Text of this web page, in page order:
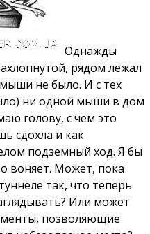
Однажды
рядом лежал
мыши не было. И с тех
ни одной мыши в дом
голову, с чем это
сдохла и как
подземный ход. Я бы
воняет. Может, пока
так, что теперь
Или может
позволяющие